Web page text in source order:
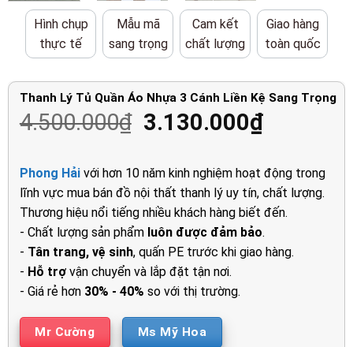
Hình chụp
thực tế
Mẫu mã
sang trọng
Cam kết
chất lượng
Giao hàng
toàn quốc
Thanh Lý Tủ Quần Áo Nhựa 3 Cánh Liền Kệ Sang Trọng
4.500.000₫ Giá
là:
4.500.000₫.
3.130.000₫Giá
tại
là:
Phong Hảivới hơn 10 năm kinh nghiệm hoạt động trong
lĩnh vực mua bán đồ nội thất thanh lý uy tín, chất lượng.
Thương hiệu nổi tiếng nhiều khách hàng biết đến.
- Chất lượng sản phẩm luôn được đảm bảo.
- Tân trang, vệ sinh, quấn PE trước khi giao hàng.
- Hỗ trợvận chuyển và lắp đặt tận nơi.
- Giá rẻ hơn 30% - 40% so với thị trường.
Mr Cường Ms Mỹ Hoa